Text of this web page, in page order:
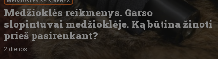
MEDŽIOKLĖS REIKMENYS
Medžioklės reikmenys. Garso
slopintuvai medžioklėje. Ką būtina žinoti
prieš pasirenkant?
2 dienos